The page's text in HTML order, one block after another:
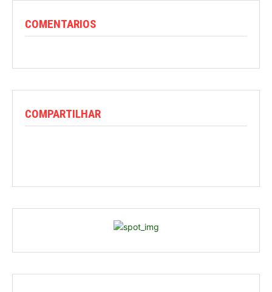
COMENTARIOS
COMPARTILHAR